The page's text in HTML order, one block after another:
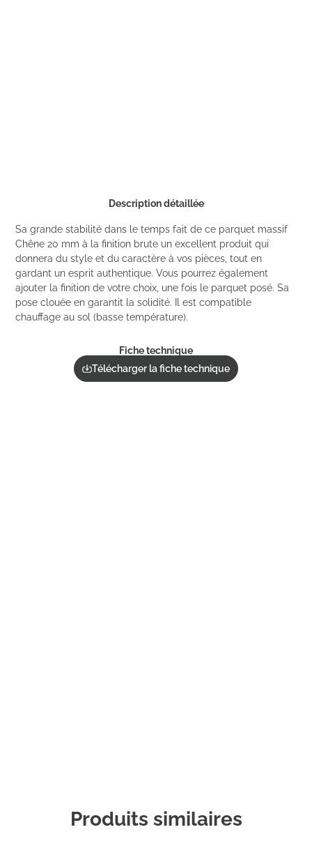
Description détaillée
Sa grande stabilité dans le temps fait de ce parquet massif
Chêne 20 mm à la finition brute un excellent produit qui
donnera du style et du caractère à vos pièces, tout en
gardant un esprit authentique. Vous pourrez également
ajouter la finition de votre choix, une fois le parquet posé. Sa
pose clouée en garantit la solidité. Il est compatible
chauffage au sol (basse température).
Fiche technique
Télécharger la fiche technique
Produits similaires